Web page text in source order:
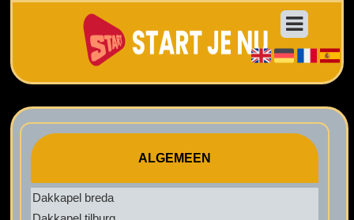
ALGEMEEN
Dakkapel breda